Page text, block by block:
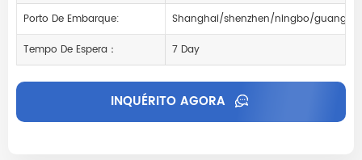
Porto De Embarque:
Shanghai/shenzhen/ningbo/
Tempo De Espera：
7 Day
INQUÉRITO AGORA